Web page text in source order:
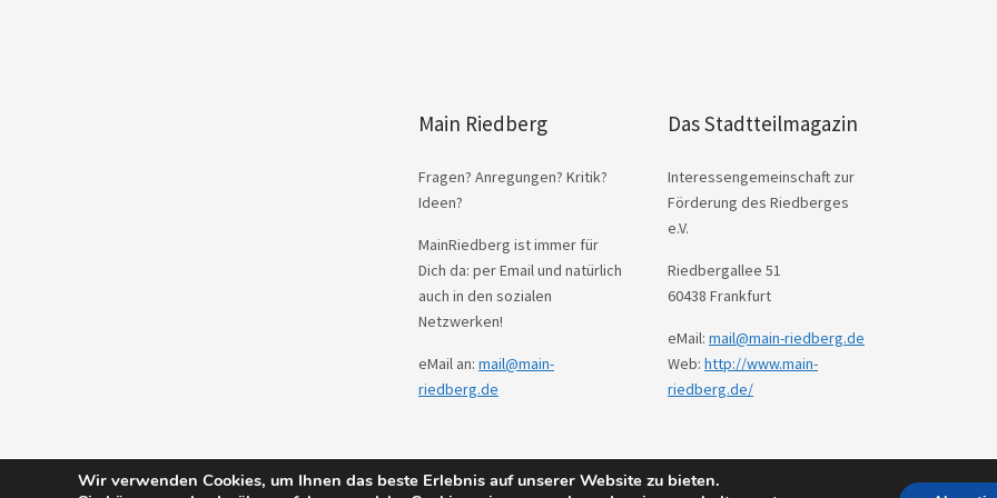
Main Riedberg
Fragen? Anregungen? Kritik?
Ideen?
MainRiedberg ist immer für
Dich da: per Email und natürlich
auch in den sozialen
Netzwerken!
eMail an: mail@main-
riedberg.de
Das Stadtteilmagazin
Interessengemeinschaft zur
Förderung des Riedberges
e.V.
Riedbergallee 51
60438 Frankfurt
eMail: mail@main-riedberg.de
Web: http://www.main-
riedberg.de/
© 2026Main Riedberg. Powered byWordPressTheme: Weta vonElmastudio.
Wir verwenden Cookies, um Ihnen das beste Erlebnis auf unserer Website zu bieten.